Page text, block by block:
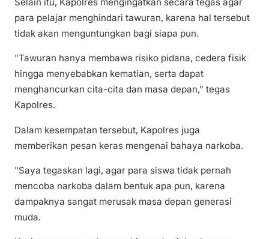
Selain itu, Kapolres mengingatkan secara tegas agar
para pelajar menghindari tawuran, karena hal tersebut
tidak akan menguntungkan bagi siapa pun.
"Tawuran hanya membawa risiko pidana, cedera fisik
hingga menyebabkan kematian, serta dapat
menghancurkan cita-cita dan masa depan," tegas
Kapolres.
Dalam kesempatan tersebut, Kapolres juga
memberikan pesan keras mengenai bahaya narkoba.
"Saya tegaskan lagi, agar para siswa tidak pernah
mencoba narkoba dalam bentuk apa pun, karena
dampaknya sangat merusak masa depan generasi
muda.